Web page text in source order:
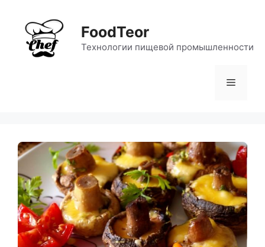
содержимому
FoodTeor
Технологии пищевой промышленности
Меню